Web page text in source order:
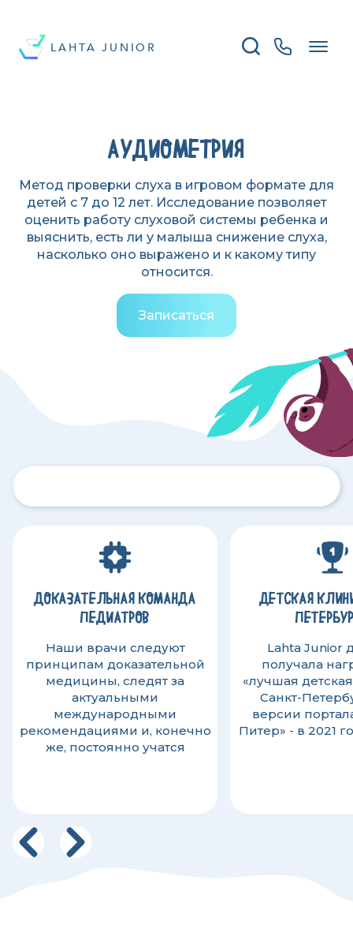
LAHTA JUNIOR
АУДИОМЕТРИЯ
Метод проверки слуха в игровом формате для
детей с 7 до 12 лет. Исследование позволяет
оценить работу слуховой системы ребенка и
выяснить, есть ли у малыша снижение слуха,
насколько оно выражено и к какому типу
относится.
Записаться
ДОКАЗАТЕЛЬНАЯ КОМАНДА
ПЕДИАТРОВ
Наши врачи следуют
принципам доказательной
медицины, следят за
актуальными
международными
рекомендациями и, конечно
же, постоянно учатся
ДЕТСКАЯ
Lahta Junior
получала
«лучшая
Санкт-
версии
Питер» - в 2021